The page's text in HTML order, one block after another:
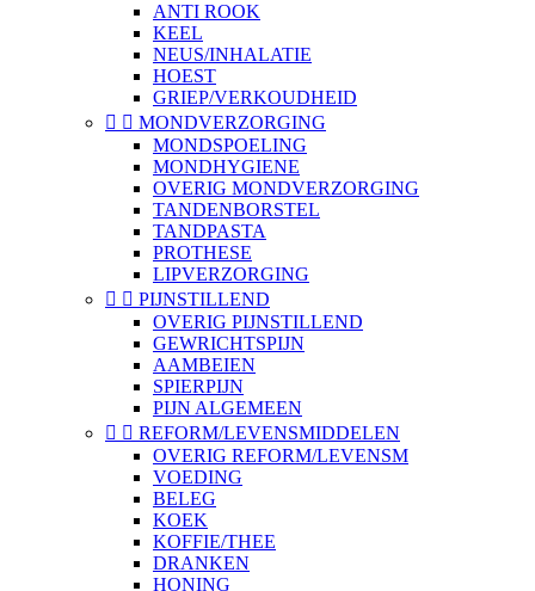
ANTI ROOK
KEEL
NEUS/INHALATIE
HOEST
GRIEP/VERKOUDHEID
  MONDVERZORGING
MONDSPOELING
MONDHYGIENE
OVERIG MONDVERZORGING
TANDENBORSTEL
TANDPASTA
PROTHESE
LIPVERZORGING
  PIJNSTILLEND
OVERIG PIJNSTILLEND
GEWRICHTSPIJN
AAMBEIEN
SPIERPIJN
PIJN ALGEMEEN
  REFORM/LEVENSMIDDELEN
OVERIG REFORM/LEVENSM
VOEDING
BELEG
KOEK
KOFFIE/THEE
DRANKEN
HONING